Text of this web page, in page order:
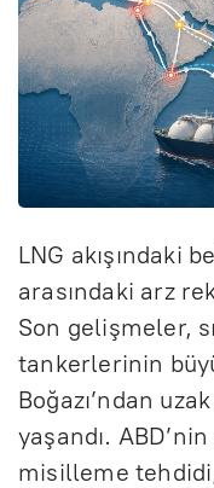
LNG akışındaki
arasındaki arz
Son gelişmeler,
tankerlerinin
Boğazı’ndan
yaşandı.
misilleme